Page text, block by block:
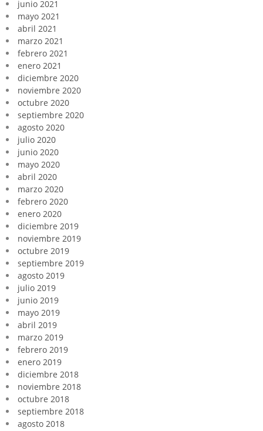
junio 2021
mayo 2021
abril 2021
marzo 2021
febrero 2021
enero 2021
diciembre 2020
noviembre 2020
octubre 2020
septiembre 2020
agosto 2020
julio 2020
junio 2020
mayo 2020
abril 2020
marzo 2020
febrero 2020
enero 2020
diciembre 2019
noviembre 2019
octubre 2019
septiembre 2019
agosto 2019
julio 2019
junio 2019
mayo 2019
abril 2019
marzo 2019
febrero 2019
enero 2019
diciembre 2018
noviembre 2018
octubre 2018
septiembre 2018
agosto 2018